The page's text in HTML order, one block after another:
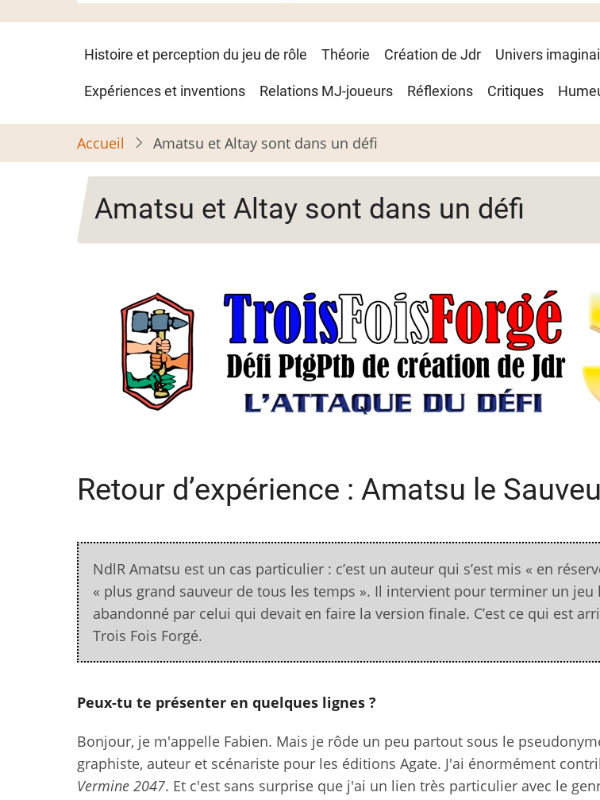
Navigation
principale
Histoire et perception du jeu de rôle Théorie Création de Jdr Univers
Expériences et inventions Relations MJ-joueurs Réflexions Critiques
Accueil Amatsu et Altay sont dans un défi
Amatsu et Altay sont dans un défi
Retour d’expérience : Amatsu le
NdlR Amatsu est un cas particulier : c’est un auteur qui s’est mis « en
« plus grand sauveur de tous les temps ». Il intervient pour terminer un
abandonné par celui qui devait en faire la version finale. C’est ce qui est
Trois Fois Forgé.
Peux-tu te présenter en quelques lignes ?
Bonjour, je m'appelle Fabien. Mais je rôde un peu partout sous le
graphiste, auteur et scénariste pour les éditions Agate. J'ai énormément
Vermine 2047. Et c'est sans surprise que j'ai un lien très particulier avec le